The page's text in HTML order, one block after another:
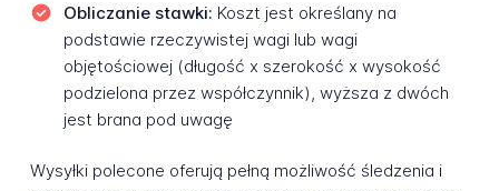
Obliczanie stawki: Koszt jest określany na
podstawie rzeczywistej wagi lub wagi
objętościowej (długość x szerokość x wysokość
podzielona przez współczynnik), wyższa z dwóch
jest brana pod uwagę
Wysyłki polecone oferują pełną możliwość śledzenia i